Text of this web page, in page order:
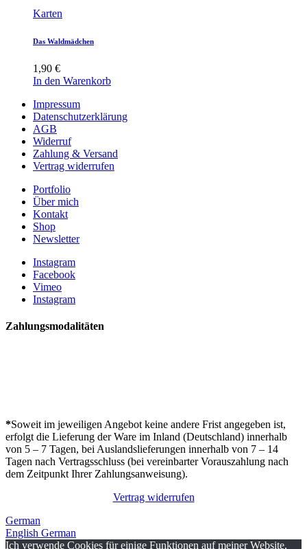
Karten
Das Waldmädchen
1,90 €
In den Warenkorb
Impressum
Datenschutzerklärung
AGB
Widerruf
Zahlung & Versand
Vertrag widerrufen
Portfolio
Über mich
Kontakt
Shop
Newsletter
Instagram
Facebook
Vimeo
Instagram
Zahlungsmodalitäten
*Soweit im jeweiligen Angebot keine andere Frist angegeben ist,
erfolgt die Lieferung der Ware im Inland (Deutschland) innerhalb
von 5 – 7 Tagen, bei Auslandslieferungen innerhalb von 7 – 14
Tagen nach Vertragsschluss (bei vereinbarter Vorauszahlung nach
dem Zeitpunkt Ihrer Zahlungsanweisung).
Vertrag widerrufen
German
English German
Ich verwende Cookies für einige Funktionen auf meiner Website,